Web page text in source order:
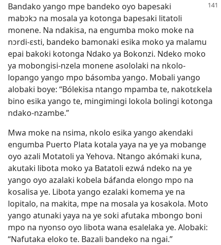
Bandako yango mpe bandeko oyo bapesaki
mabɔkɔ na mosala ya kotonga bapesaki litatoli
monene. Na ndakisa, na engumba moko moke na
nɔrdi-ɛsti, bandeko bamonaki esika moko ya malamu
epai bakoki kotonga Ndako ya Bokonzi. Ndeko moko
ya mobongisi-nzela monene asololaki na nkolo-
lopango yango mpo básomba yango. Mobali yango
alobaki boye: “Bólekisa ntango mpamba te, nakotɛkela
bino esika yango te, mingimingi lokola bolingi kotonga
ndako-nzambe.”
Mwa moke na nsima, nkolo esika yango akendaki
engumba Puerto Plata kotala yaya na ye ya mobange
oyo azali Motatoli ya Yehova. Ntango akómaki kuna,
akutaki libota moko ya Batatoli ezwá ndeko na ye
yango oyo azalaki kobela báfanda elongo mpo na
kosalisa ye. Libota yango ezalaki komema ye na
lopitalo, na makita, mpe na mosala ya kosakola. Moto
yango atunaki yaya na ye soki afutaka mbongo boni
mpo na nyonso oyo libota wana esalelaka ye. Alobaki:
“Nafutaka eloko te. Bazali bandeko na ngai.”